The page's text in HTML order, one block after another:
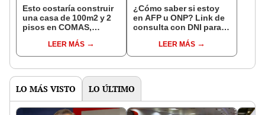
Esto costaría construir
una casa de 100m2 y 2
pisos en COMAS,
distritos de LIMA
NORTE
LEER MÁS
¿Cómo saber si estoy
en AFP u ONP? Link de
consulta con DNI para
pensiones estás
LEER MÁS
LO MÁS VISTO LO ÚLTIMO